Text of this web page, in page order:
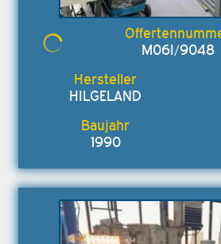
M06I/9048
HILGELAND
1990